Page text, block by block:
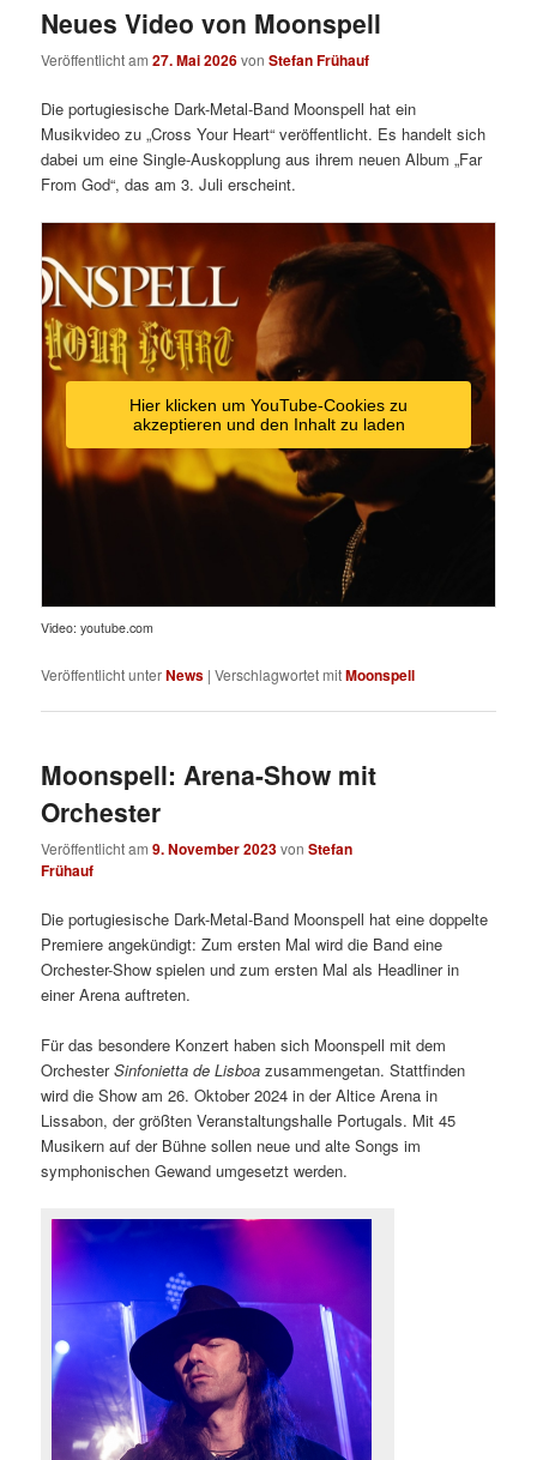
Neues Video von Moonspell
Veröffentlicht am27. Mai 2026vonStefan Frühauf
Die portugiesische Dark-Metal-Band Moonspell hat ein
Musikvideo zu „Cross Your Heart“ veröffentlicht. Es handelt sich
dabei um eine Single-Auskopplung aus ihrem neuen Album „Far
From God“, das am 3. Juli erscheint.
Hier klicken um YouTube-Cookies zu
akzeptieren und den Inhalt zu laden
Video: youtube.com
Veröffentlicht unterNews |Verschlagwortet mitMoonspell
Moonspell: Arena-Show mit
Orchester
Veröffentlicht am9. November 2023vonStefan
Frühauf
Die portugiesische Dark-Metal-Band Moonspell hat eine doppelte
Premiere angekündigt: Zum ersten Mal wird die Band eine
Orchester-Show spielen und zum ersten Mal als Headliner in
einer Arena auftreten.
Für das besondere Konzert haben sich Moonspell mit dem
OrchesterSinfonietta de Lisboa zusammengetan. Stattfinden
wird die Show am 26. Oktober 2024 in der Altice Arena in
Lissabon, der größten Veranstaltungshalle Portugals. Mit 45
Musikern auf der Bühne sollen neue und alte Songs im
symphonischen Gewand umgesetzt werden.